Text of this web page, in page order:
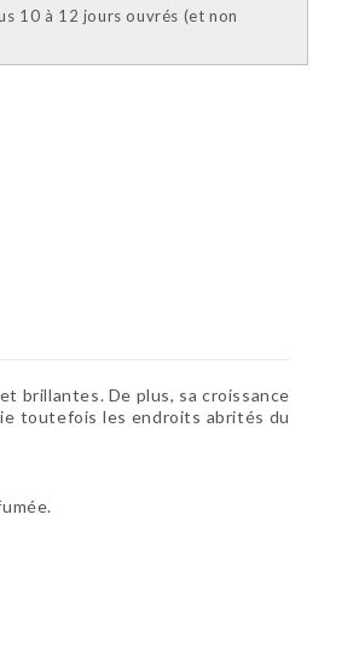
10 à 12 jours ouvrés (et non
brillantes. De plus, sa croissance
toutefois les endroits abrités du